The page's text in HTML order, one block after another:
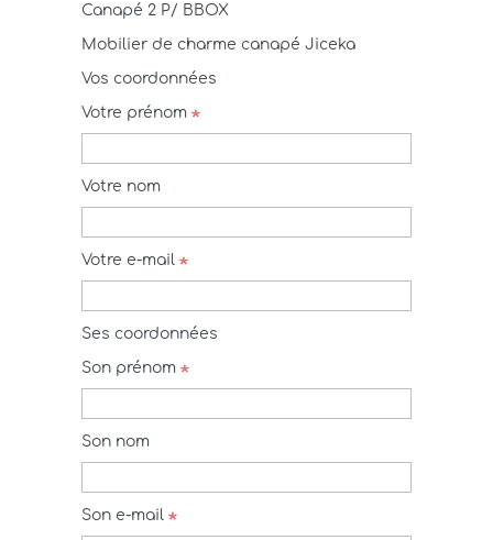
Canapé 2 P/ BBOX
Mobilier de charme canapé Jiceka
Vos coordonnées
Votre prénom
Votre nom
Votre e-mail
Ses coordonnées
Son prénom
Son nom
Son e-mail